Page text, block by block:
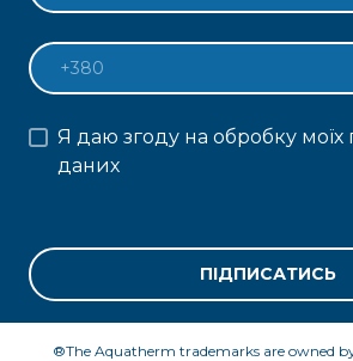
Я даю згоду на обробку
даних
ПІДПИСАТИСЬ
®The Aquatherm trademarks are owned